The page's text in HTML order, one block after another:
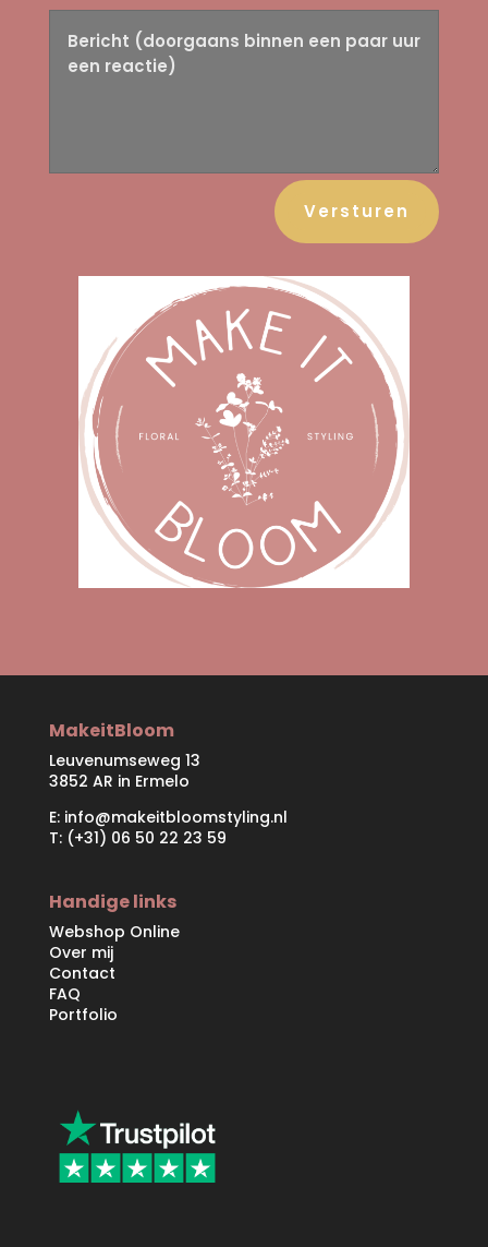
Versturen
MakeitBloom
Leuvenumseweg 13
3852 AR in Ermelo
E: info@makeitbloomstyling.nl
T: (+31) 06 50 22 23 59
Handige links
Webshop Online
Over mij
Contact
FAQ
Portfolio